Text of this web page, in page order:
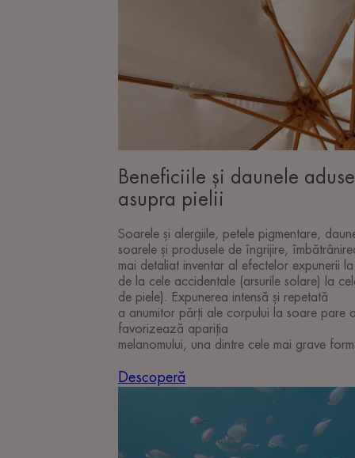
Beneficiile și daunele
asupra pielii
Soarele și alergiile, petele pigmentare,
soarele și produsele de îngrijire,
mai detaliat inventar al efectelor expunerii
de la cele accidentale (arsurile solare) la
de piele). Expunerea intensă și repetată
a anumitor părți ale corpului la soare pare
favorizează apariția
melanomului, una dintre cele mai grave
Descoperă
Respectarea